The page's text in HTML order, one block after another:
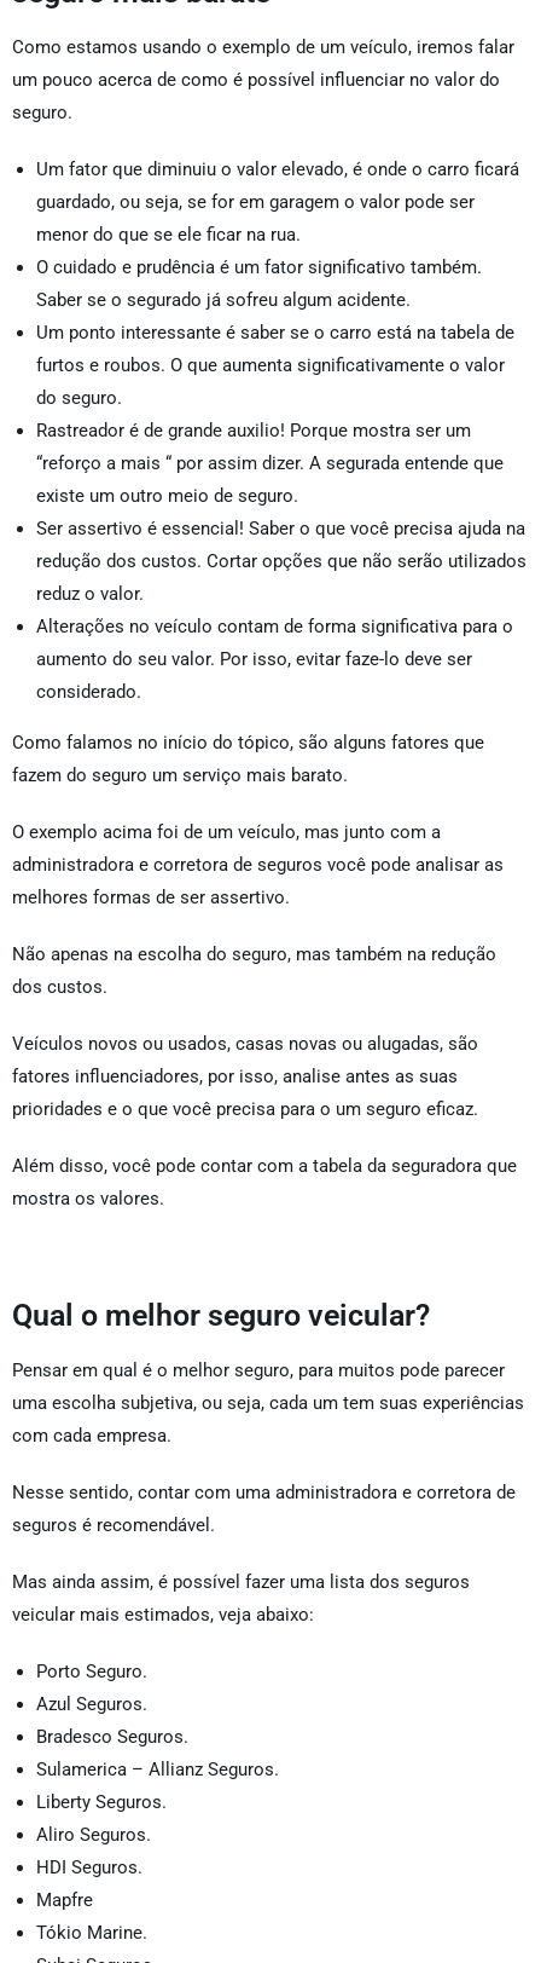
Como estamos usando o exemplo de um veículo, iremos falar
um pouco acerca de como é possível influenciar no valor do
seguro.
Um fator que diminuiu o valor elevado, é onde o carro ficará
guardado, ou seja, se for em garagem o valor pode ser
menor do que se ele ficar na rua.
O cuidado e prudência é um fator significativo também.
Saber se o segurado já sofreu algum acidente.
Um ponto interessante é saber se o carro está na tabela de
furtos e roubos. O que aumenta significativamente o valor
do seguro.
Rastreador é de grande auxilio! Porque mostra ser um
“reforço a mais “ por assim dizer. A segurada entende que
existe um outro meio de seguro.
Ser assertivo é essencial! Saber o que você precisa ajuda na
redução dos custos. Cortar opções que não serão utilizados
reduz o valor.
Alterações no veículo contam de forma significativa para o
aumento do seu valor. Por isso, evitar faze-lo deve ser
considerado.
Como falamos no início do tópico, são alguns fatores que
fazem do seguro um serviço mais barato.
O exemplo acima foi de um veículo, mas junto com a
administradora e corretora de seguros você pode analisar as
melhores formas de ser assertivo.
Não apenas na escolha do seguro, mas também na redução
dos custos.
Veículos novos ou usados, casas novas ou alugadas, são
fatores influenciadores, por isso, analise antes as suas
prioridades e o que você precisa para o um seguro eficaz.
Além disso, você pode contar com a tabela da seguradora que
mostra os valores.
Qual o melhor seguro veicular?
Pensar em qual é o melhor seguro, para muitos pode parecer
uma escolha subjetiva, ou seja, cada um tem suas experiências
com cada empresa.
Nesse sentido, contar com uma administradora e corretora de
seguros é recomendável.
Mas ainda assim, é possível fazer uma lista dos seguros
veicular mais estimados, veja abaixo:
Porto Seguro.
Azul Seguros.
Bradesco Seguros.
Sulamerica – Allianz Seguros.
Liberty Seguros.
Aliro Seguros.
HDI Seguros.
Mapfre
Tókio Marine.